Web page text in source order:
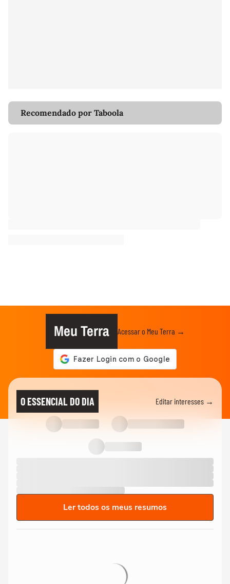
Recomendado por Taboola
Meu Terra Acessar o Meu Terra →
O ESSENCIAL DO DIA Editar interesses →
Ler todos os meus resumos